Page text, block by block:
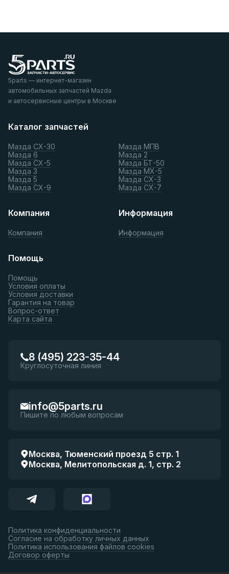
5parts — интернет-магазин
автомобильных запчастей Mazda
и автосервисные центры в Москве
Каталог запчастей
Мазда СХ-30
Мазда 6
Мазда СХ-5
Мазда 3
Мазда 5
Мазда СХ-9
Мазда МПВ
Мазда 2
Мазда БТ-50
Мазда МХ-5
Мазда СХ-3
Мазда СХ-7
Компания
Компания
Информация
Информация
Помощь
Помощь
Условия оплаты
Условия доставки
Гарантия на товар
Вопрос-ответ
Карта сайта
8 (495) 223-35-44
Круглосуточная линия
info@5parts.ru
Пишите по любым вопросам
Москва, Тюменский проезд 5 стр. 1
Москва, Мелитопольская д. 1, стр. 2
Политика конфиденциальности
Согласие на обработку личных данных
Политика использования файлов cookies
Договор оферты